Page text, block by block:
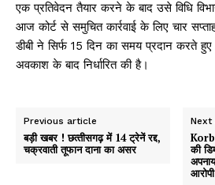
एक प्रतिवेदन तैयार करने के बाद उसे विधि
आज कोर्ट से समुचित कार्रवाई के लिए चार
डीबी ने सिर्फ 15 दिन का समय प्रदान करते हुए
अवकाश के बाद निर्धारित की है।
Previous article
बड़ी खबर ! छत्‍तीसगढ़ में 14 ट्रेनें रद्द,
चक्रवाती तूफान दाना का असर
Next
की